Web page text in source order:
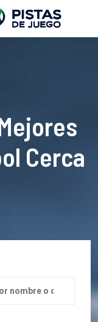
Cerca